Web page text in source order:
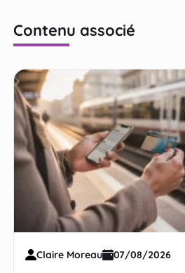
Contenu associé
Claire Moreau 07/08/2026